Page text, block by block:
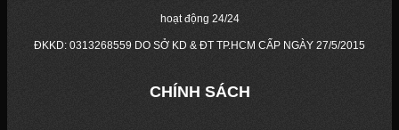
hoạt động 24/24
ĐKKD: 0313268559 DO SỞ KD & ĐT TP.HCM CẤP NGÀY 27/5/2015
CHÍNH SÁCH